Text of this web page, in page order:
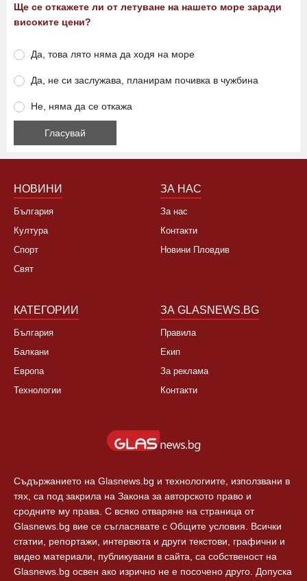
Ще се откажете ли от летуване на нашето море заради
високите цени?
Да, това лято няма да ходя на море
Да, не си заслужава, планирам почивка в чужбина
Не, няма да се откажа
НОВИНИ
България
Култура
Спорт
Свят
ЗА НАС
За нас
Контакти
Новини Пловдив
КАТЕГОРИИ
България
Балкани
Европа
Технологии
ЗА GLASNEWS.BG
Правила
Екип
За реклама
Контакти
Съдържанието на Glasnews.bg и технологиите, използвани в
тях, са под закрила на Закона за авторското право и
сродните му права. С всяко отваряне на страница от
Glasnews.bg вие се съгласявате с Общите условия. Всички
статии, репортажи, интервюта и други текстови, графични и
видео материали, публикувани в сайта, са собственост на
Glasnews.bg освен ако изрично не е посочено друго. Допуска